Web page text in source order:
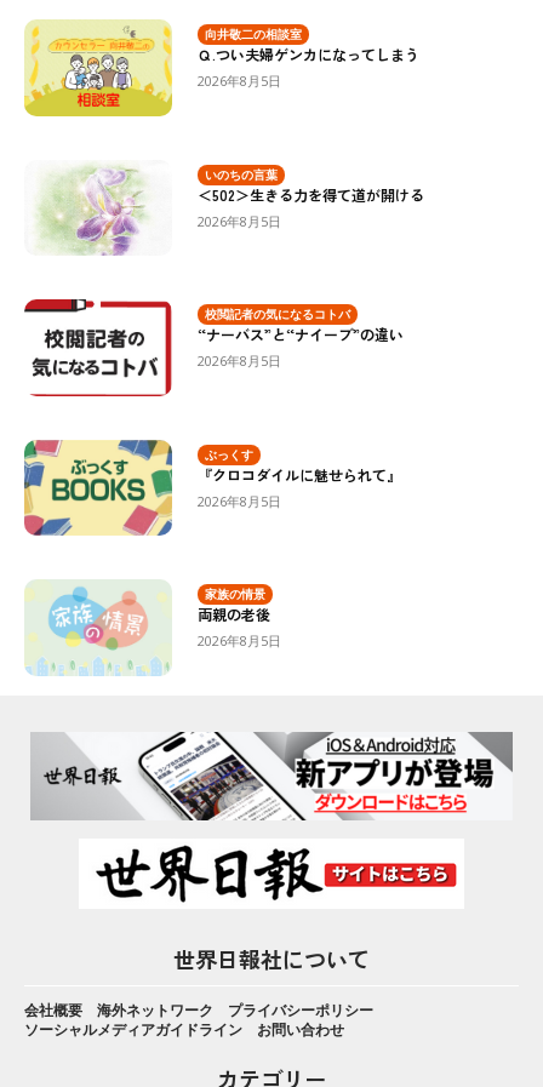
向井敬二の相談室
Ｑ.つい夫婦ゲンカになってしまう
2026年8月5日
いのちの言葉
＜502＞生きる力を得て道が開ける
2026年8月5日
校閲記者の気になるコトバ
“ナーバス”と“ナイーブ”の違い
2026年8月5日
ぶっくす
『クロコダイルに魅せられて』
2026年8月5日
家族の情景
両親の老後
2026年8月5日
世界日報社について
会社概要 海外ネットワーク
プライバシーポリシー
ソーシャルメディアガイドライン
お問い合わせ
カテゴリー